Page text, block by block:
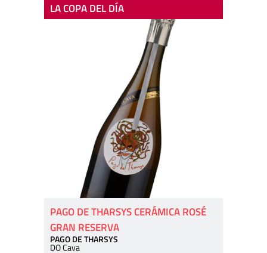
LA COPA DEL DÍA
PAGO DE THARSYS CERÁMICA ROSÉ
GRAN RESERVA
PAGO DE THARSYS
DO Cava